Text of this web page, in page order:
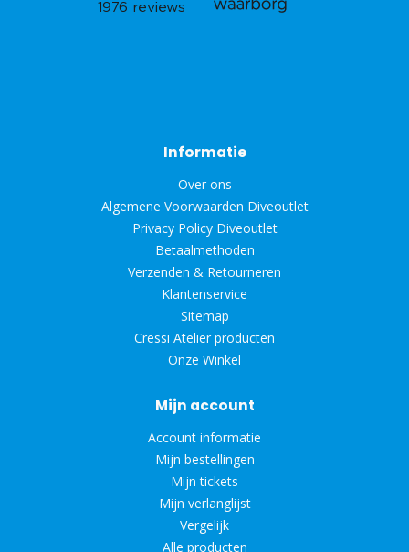
Informatie
Over ons
Algemene Voorwaarden Diveoutlet
Privacy Policy Diveoutlet
Betaalmethoden
Verzenden & Retourneren
Klantenservice
Sitemap
Cressi Atelier producten
Onze Winkel
Mijn account
Account informatie
Mijn bestellingen
Mijn tickets
Mijn verlanglijst
Vergelijk
Alle producten